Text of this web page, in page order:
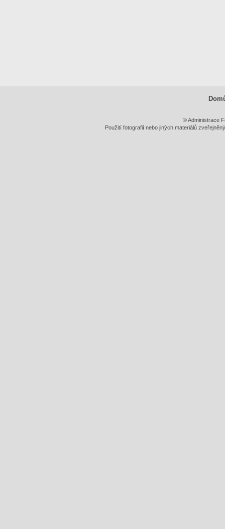
© Administrace
Použití fotografií nebo jiných materiálů